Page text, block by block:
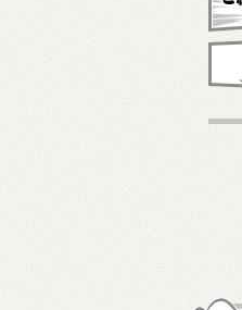
これ